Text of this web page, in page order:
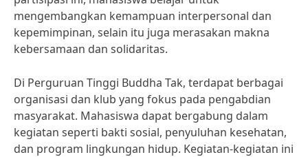
mengembangkan kemampuan interpersonal dan
kepemimpinan, selain itu juga merasakan makna
kebersamaan dan solidaritas.
Di Perguruan Tinggi Buddha Tak, terdapat berbagai
organisasi dan klub yang fokus pada pengabdian
masyarakat. Mahasiswa dapat bergabung dalam
kegiatan seperti bakti sosial, penyuluhan kesehatan,
dan program lingkungan hidup. Kegiatan-kegiatan ini